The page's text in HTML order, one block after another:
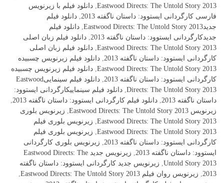
Eastwood Directs: The Untold Story 2013
, دانلود فیلم با زیرنویس
فارسی کارگردانی ایستوود: داستان ناگفته 2013
, دانلود فیلم
جدیدEastwood Directs: The Untold Story 2013
, دانلود فیلم
جدیدکارگردانی ایستوود: داستان ناگفته 2013
, دانلود فیلم زبان اصلی
Eastwood Directs: The Untold Story 2013
, دانلود فیلم زبان اصلی
کارگردانی ایستوود: داستان ناگفته 2013
, دانلود فیلم زیرنویس چسبیده
Eastwood Directs: The Untold Story 2013
, دانلود فیلم زیرنویس چسبیده
کارگردانی ایستوود: داستان ناگفته 2013
,
دانلود فیلم سینماییEastwood
Directs: The Untold Story 2013
, دانلود فیلم سینماییکارگردانی ایستوود:
داستان ناگفته 2013
, دانلود فیلم کارگردانی ایستوود: داستان ناگفته 2013
,
زیرنویس Eastwood Directs: The Untold Story 2013
, زیرنویس بلوری
Eastwood Directs: The Untold Story 2013
, زیرنویس بلوری فیلم
Eastwood Directs: The Untold Story 2013
, زیرنویس بلوری فیلم
کارگردانی ایستوود: داستان ناگفته 2013
, زیرنویس بلوری کارگردانی
ایستوود: داستان ناگفته 2013
,
زیرنویس جدید Eastwood Directs: The
Untold Story 2013
, زیرنویس جدید کارگردانی ایستوود: داستان ناگفته
2013
, زیرنویس روان فیلم Eastwood Directs: The Untold Story 2013
,